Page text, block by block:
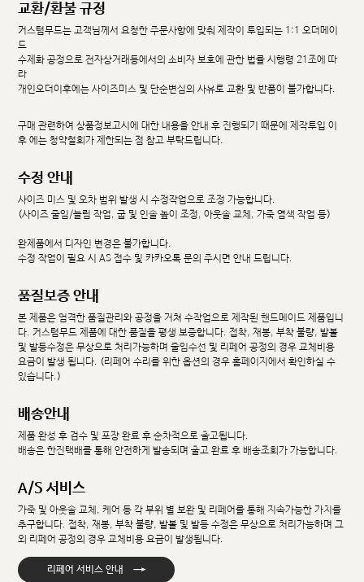
교환/환불 규정
커스텀무드는 고객님께서 요청한 주문사항에 맞춰 제작이 투입되는 1:1 오더메이
드
수제화 공정으로 전자상거래등에서의 소비자 보호에 관한 법률 시행령 21조에 따
라
개인오더이후에는 사이즈미스 및 단순변심의 사유로 교환 및 반품이 불가합니다.
구매 관련하여 상품정보고시에 대한 내용을 안내 후 진행되기 때문에 제작투입 이
후 에는 청약철회가 제한되는 점 참고 부탁드립니다.
수정 안내
사이즈 미스 및 오차 범위 발생 시 수정작업으로 조정 가능합니다.
(사이즈 줄임/늘림 작업, 굽 및 인솔 높이 조정, 아웃솔 교체, 가죽 염색 작업 등)
완제품에서 디자인 변경은 불가합니다.
수정 작업이 필요 시 AS 접수 및 카카오톡 문의 주시면 안내 드립니다.
품질보증 안내
본 제품은 엄격한 품질관리와 공정을 거쳐 수작업으로 제작된 핸드메이드 제품입니
다. 커스텀무드 제품에 대한 품질을 평생 보증합니다. 접착, 재봉, 부착 불량, 발볼
및 발등수정은 무상으로 처리가능하며 줄임수선 및 리페어 공정의 경우 교체비용
요금이 발생 됩니다. (리페어 수리를 위한 옵션의 경우 홈페이지에서 확인하실 수
있습니다.)
배송안내
제품 완성 후 검수 및 포장 완료 후 순차적으로 출고됩니다.
배송은 한진택배를 통해 안전하게 발송되며 출고 완료 후 배송조회가 가능합니다.
A/S 서비스
가죽 및 아웃솔 교체, 케어 등 각 부위 별 보완 및 리페어를 통해 지속가능한 가치를
추구합니다. 접착, 재봉, 부착 불량, 발볼 및 발등 수정은 무상으로 처리가능하며 그
외 리페어 공정의 경우 교체비용 요금이 발생됩니다.
리페어 서비스 안내 →